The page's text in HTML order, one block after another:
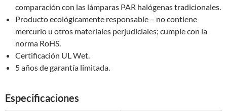
comparación con las lámparas PAR halógenas tradicionales.
Producto ecológicamente responsable – no contiene
mercurio u otros materiales perjudiciales; cumple con la
norma RoHS.
Certificación UL Wet.
5 años de garantía limitada.
Especificaciones